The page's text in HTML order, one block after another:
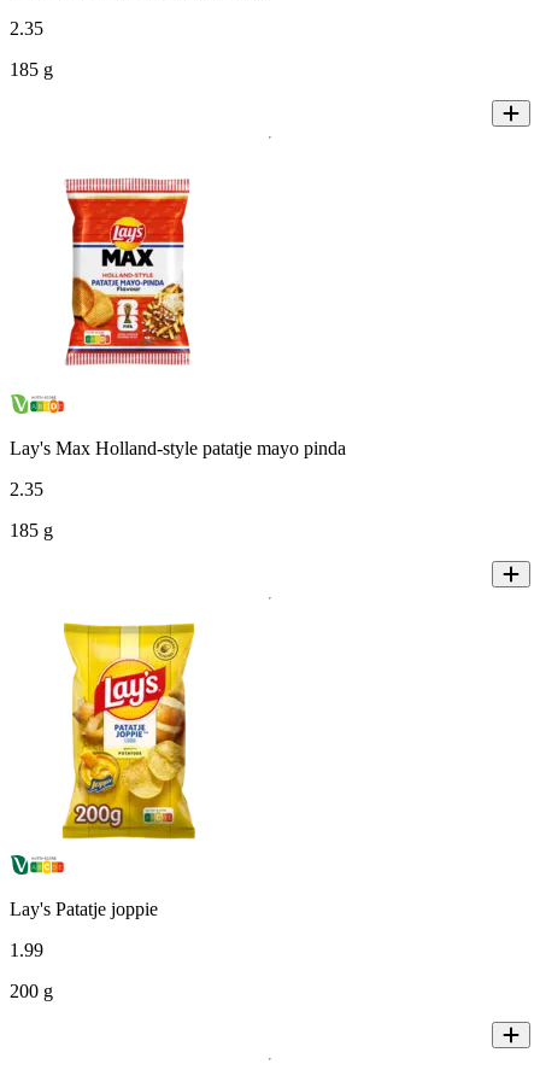
2.35
185 g
Lay's Max Holland-style patatje mayo pinda
2.35
185 g
Lay's Patatje joppie
1 .99
200 g